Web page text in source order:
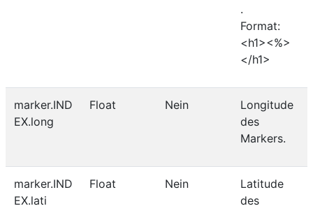
.
Format:
<h1><%>
</h1>
marker.IND
EX.long
Float Nein
Longitude
des
Markers.
marker.IND
EX.lati
Float Nein
Latitude
des